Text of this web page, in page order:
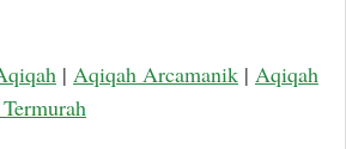
| Aqiqah Arcamanik | Aqiqah